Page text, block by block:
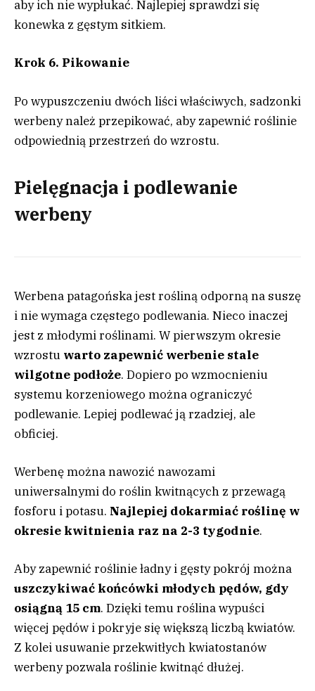
aby ich nie wypłukać. Najlepiej sprawdzi się
konewka z gęstym sitkiem.
Krok 6. Pikowanie
Po wypuszczeniu dwóch liści właściwych, sadzonki
werbeny należ przepikować, aby zapewnić roślinie
odpowiednią przestrzeń do wzrostu.
Pielęgnacja i podlewanie
werbeny
Werbena patagońska jest rośliną odporną na suszę
i nie wymaga częstego podlewania. Nieco inaczej
jest z młodymi roślinami. W pierwszym okresie
wzrostu warto zapewnić werbenie stale
wilgotne podłoże. Dopiero po wzmocnieniu
systemu korzeniowego można ograniczyć
podlewanie. Lepiej podlewać ją rzadziej, ale
obficiej.
Werbenę można nawozić nawozami
uniwersalnymi do roślin kwitnących z przewagą
fosforu i potasu. Najlepiej dokarmiać roślinę w
okresie kwitnienia raz na 2-3 tygodnie.
Aby zapewnić roślinie ładny i gęsty pokrój można
uszczykiwać końcówki młodych pędów, gdy
osiągną 15 cm. Dzięki temu roślina wypuści
więcej pędów i pokryje się większą liczbą kwiatów.
Z kolei usuwanie przekwitłych kwiatostanów
werbeny pozwala roślinie kwitnąć dłużej.